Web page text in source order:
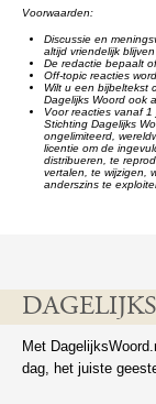
Voorwaarden:
Discussie en
altijd vriendelijk
De redactie bepaalt
Off-topic reacties
Wilt u een bijbeltekst
Dagelijks Woord ook
Voor reacties vanaf
Stichting Dagelijks
ongelimiteerd,
licentie om de
distribueren, te
vertalen, te wijzigen,
anderszins te
Met
dag, het juiste